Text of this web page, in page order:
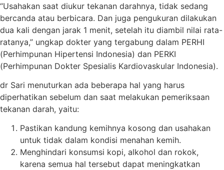
“Usahakan saat diukur tekanan darahnya, tidak sedang
bercanda atau berbicara. Dan juga pengukuran dilakukan
dua kali dengan jarak 1 menit, setelah itu diambil nilai rata-
ratanya,” ungkap dokter yang tergabung dalam PERHI
(Perhimpunan Hipertensi Indonesia) dan PERKI
(Perhimpunan Dokter Spesialis Kardiovaskular Indonesia).
dr Sari menuturkan ada beberapa hal yang harus
diperhatikan sebelum dan saat melakukan pemeriksaan
tekanan darah, yaitu:
Pastikan kandung kemihnya kosong dan usahakan
untuk tidak dalam kondisi menahan kemih.
Menghindari konsumsi kopi, alkohol dan rokok,
karena semua hal tersebut dapat meningkatkan